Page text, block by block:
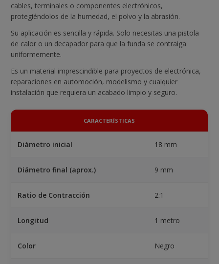
cables, terminales o componentes electrónicos,
protegiéndolos de la humedad, el polvo y la abrasión.
Su aplicación es sencilla y rápida. Solo necesitas una pistola
de calor o un decapador para que la funda se contraiga
uniformemente.
Es un material imprescindible para proyectos de electrónica,
reparaciones en automoción, modelismo y cualquier
instalación que requiera un acabado limpio y seguro.
CARACTERÍSTICAS
Diámetro inicial 18 mm
Diámetro final (aprox.) 9 mm
Ratio de Contracción 2:1
Longitud 1 metro
Color Negro